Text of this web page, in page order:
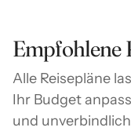
Empfohlene
Alle Reisepläne
Ihr Budget
und